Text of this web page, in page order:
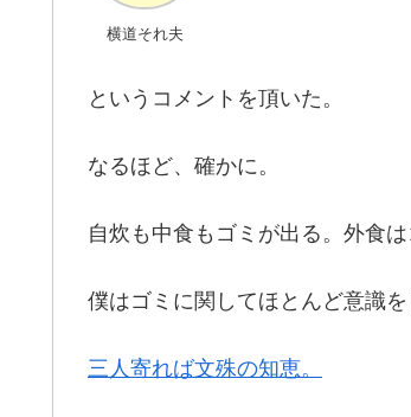
横道それ夫
というコメントを頂いた。
なるほど、確かに。
自炊も中食もゴミが出る。外食は
僕はゴミに関してほとんど意識
三人寄れば文殊の知恵。